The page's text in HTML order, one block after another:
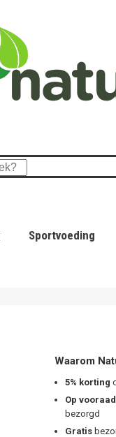
Sportvoeding
Waarom
5% korting
Op vooraad
bezorgd
Gratis